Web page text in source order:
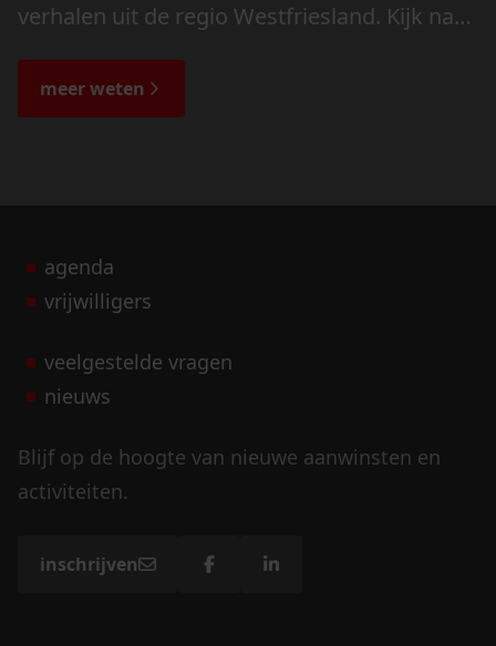
verhalen uit de regio Westfriesland. Kijk naar
de bijzondere verhalen.
meer weten
agenda
vrijwilligers
veelgestelde vragen
nieuws
Blijf op de hoogte van nieuwe aanwinsten en
activiteiten.
inschrijven